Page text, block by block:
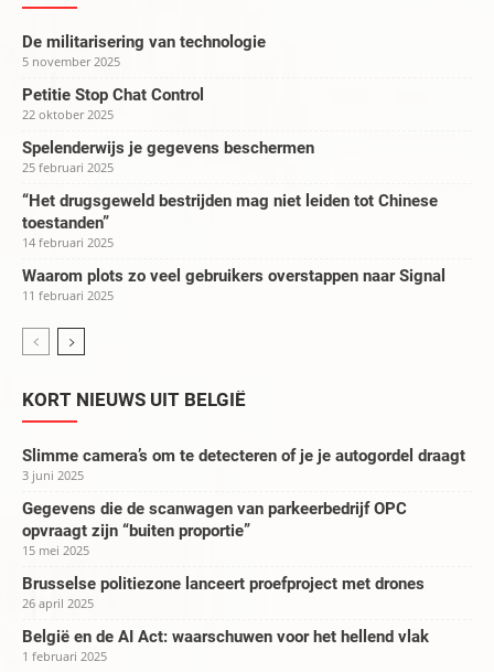
De militarisering van technologie
5 november 2025
Petitie Stop Chat Control
22 oktober 2025
Spelenderwijs je gegevens beschermen
25 februari 2025
“Het drugsgeweld bestrijden mag niet leiden tot Chinese
toestanden”
14 februari 2025
Waarom plots zo veel gebruikers overstappen naar Signal
11 februari 2025
KORT NIEUWS UIT BELGIË
Slimme camera’s om te detecteren of je je autogordel draagt
3 juni 2025
Gegevens die de scanwagen van parkeerbedrijf OPC
opvraagt zijn “buiten proportie”
15 mei 2025
Brusselse politiezone lanceert proefproject met drones
26 april 2025
België en de AI Act: waarschuwen voor het hellend vlak
1 februari 2025